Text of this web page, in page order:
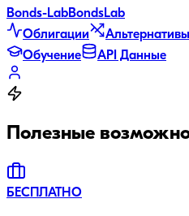
Bonds-LabBondsLab
Облигации
Альтернативы
Обучение
API Данные
Полезные
БЕСПЛАТНО